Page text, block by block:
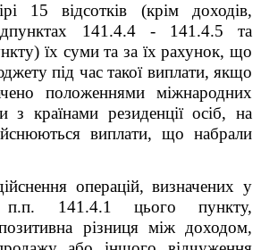
15 відсотків (крім доходів,
141.4.4 - 141.4.5 та
їх суми та за їх рахунок, що
під час такої виплати, якщо
положеннями міжнародних
з країнами резиденції осіб, на
виплати, що набрали
операцій, визначених у
п.п. 141.4.1 цього пункту,
різниця між доходом,